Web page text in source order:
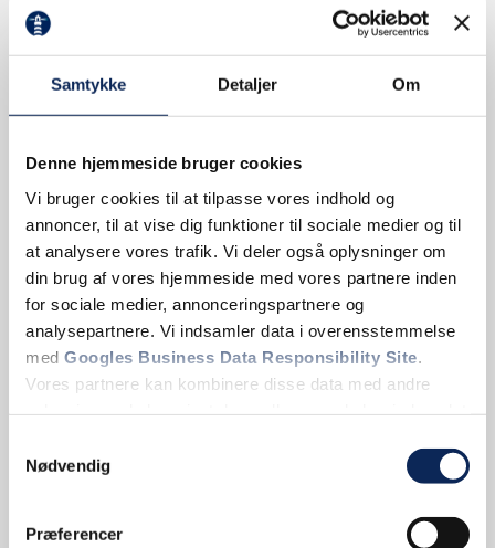
Samtykke Detaljer Om
Denne hjemmeside bruger cookies
Vi bruger cookies til at tilpasse vores indhold og
annoncer, til at vise dig funktioner til sociale medier og til
at analysere vores trafik. Vi deler også oplysninger om
din brug af vores hjemmeside med vores partnere inden
for sociale medier, annonceringspartnere og
analysepartnere. Vi indsamler data i overensstemmelse
med Googles Business Data Responsibility Site
Vores partnere kan kombinere disse data med andre
Nødvendig
Præferencer